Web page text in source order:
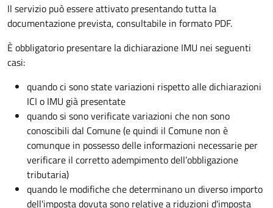
Il servizio può essere attivato presentando tutta la
documentazione prevista, consultabile in formato PDF.
È obbligatorio presentare la dichiarazione IMU nei seguenti
casi:
quando ci sono state variazioni rispetto alle dichiarazioni
ICI o IMU già presentate
quando si sono verificate variazioni che non sono
conoscibili dal Comune (e quindi il Comune non è
comunque in possesso delle informazioni necessarie per
verificare il corretto adempimento dell’obbligazione
tributaria)
quando le modifiche che determinano un diverso importo
dell'imposta dovuta sono relative a riduzioni d'imposta